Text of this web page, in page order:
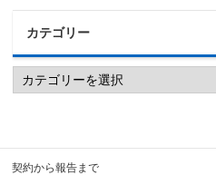
カテゴリー
契約から報告まで